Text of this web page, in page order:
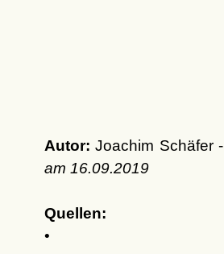
Autor: Joachim Schäfer -
am 16.09.2019
Quellen:
•